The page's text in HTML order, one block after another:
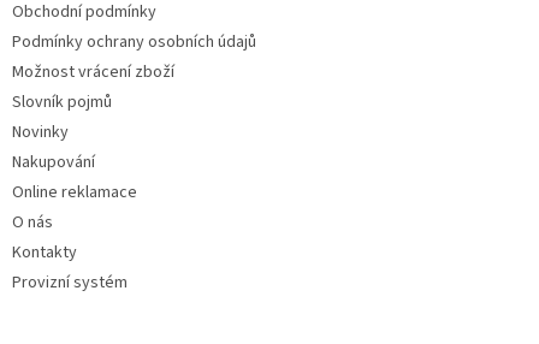
Obchodní podmínky
Podmínky ochrany osobních údajů
Možnost vrácení zboží
Slovník pojmů
Novinky
Nakupování
Online reklamace
O nás
Kontakty
Provizní systém